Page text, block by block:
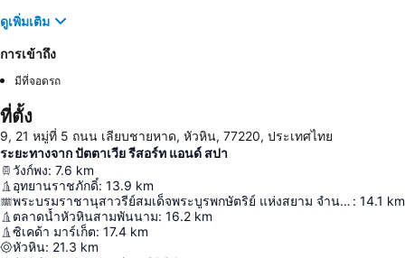
ดูเพิ่มเติม
การเข้าถึง
มีที่จอดรถ
ที่ตั้ง
9, 21 หมู่ที่ 5 ถนน เลียบชายหาด, หัวหิน, 77220, ประเทศไทย
ระยะทางจาก ปัตตาเวีย รีสอร์ท แอนด์ สปา
วังก์พง: 7.6 km
อุทยานราชภักดิ์: 13.9 km
พระบรมราชานุสาวรีย์สมเด็จพระบูรพกษัตริย์ แห่งสยาม จำนวน ๗ พระองค์ : 14.1 km
ตลาดน้ำหัวหินสามพันนาม: 16.2 km
ซิเคด้า มาร์เก็ต: 17.4 km
หัวหิน: 21.3 km